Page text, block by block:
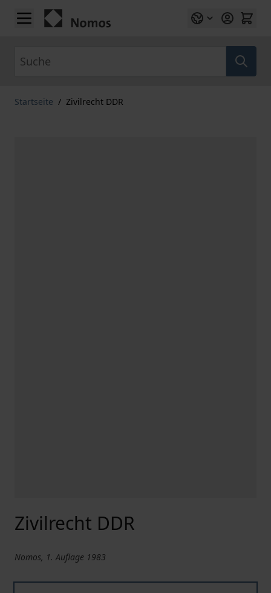
Zum Inhalt springen
Startseite / Zivilrecht DDR
Zivilrecht DDR
Nomos, 1. Auflage 1983